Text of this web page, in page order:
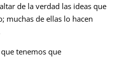
de la verdad las ideas que
muchas de ellas lo hacen
tenemos que